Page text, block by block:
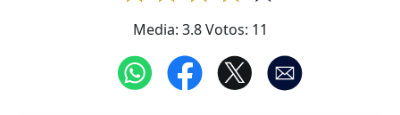
Media: 3.8Votos: 11